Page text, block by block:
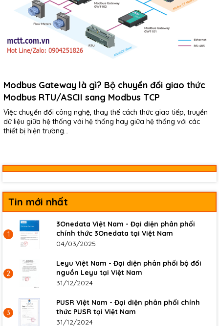
Modbus Gateway là gì? Bộ chuyển đổi giao thức
Modbus RTU/ASCII sang Modbus TCP
Việc chuyển đổi công nghệ, thay thế cách thức giao tiếp, truyền
dữ liệu giữa hệ thống với hệ thống hay giữa hệ thống với các
thiết bị hiện trường...
Tin mới nhất
1
3Onedata Việt Nam - Đại diện phân phối
chính thức 3Onedata tại Việt Nam
04/03/2025
2
Leyu Việt Nam - Đại diện phân phối bộ đổi
nguồn Leyu tại Việt Nam
31/12/2024
3
PUSR Việt Nam - Đại diện phân phối chính
thức PUSR tại Việt Nam
31/12/2024